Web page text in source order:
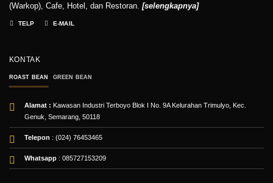
(Warkop), Cafe, Hotel, dan Restoran. [selengkapnya]
TELP E-MAIL
KONTAK
ROAST BEAN GREEN BEAN
Alamat : Kawasan Industri Terboyo Blok I No. 9A Kelurahan Trimulyo, Kec.
Genuk, Semarang, 50118
Telepon : (024) 76453465
Whatsapp: 085727153209